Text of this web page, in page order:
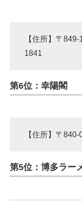
【住所】〒
1841
第6位：幸陽閣
【住所】〒
第5位：博多ラー